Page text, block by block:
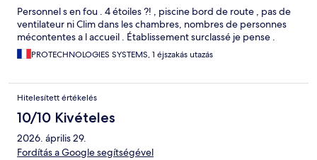
Personnel s en fou . 4 étoiles ?! , piscine bord de route , pas de
ventilateur ni Clim dans les chambres, nombres de personnes
mécontentes a l accueil . Établissement surclassé je pense .
PROTECHNOLOGIES SYSTEMS, 1 éjszakás utazás
Hitelesített értékelés
10/10 Kivételes
2026. április 29.
Fordítás a Google segítségével